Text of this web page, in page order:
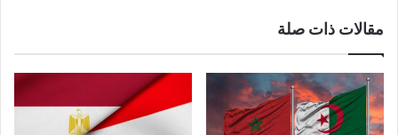
مقالات ذات صلة